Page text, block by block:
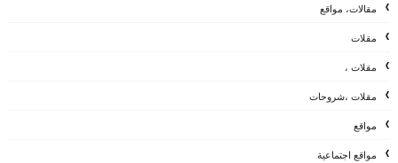
مقالات، مواقع
مقلات
مقلات ،
مقلات ،شروحات
مواقع
مواقع اجتماعية